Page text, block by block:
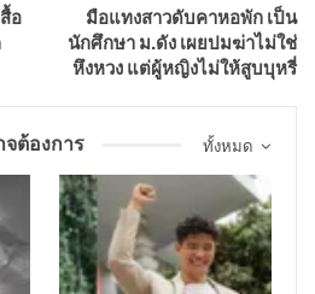
อ
มือแทงสาวดับคาหอพัก เป็น
นักศึกษา ม.ดัง เผยปมฆ่าไม่ใช่
หึงหวง แต่ผู้หญิงไม่ให้สูบบุหรี่
ทั้งหมด
ต้องการ